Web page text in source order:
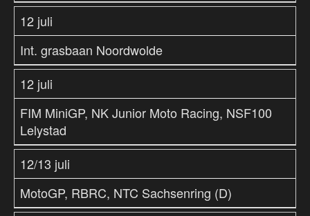
12 juli
Int. grasbaan Noordwolde
12 juli
FIM MiniGP, NK Junior Moto Racing, NSF100
Lelystad
12/13 juli
MotoGP, RBRC, NTC Sachsenring (D)